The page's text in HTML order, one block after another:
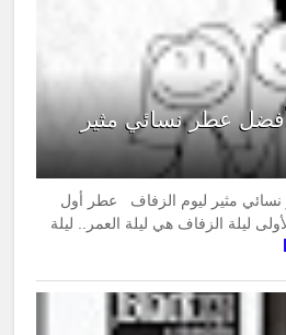
عطر نسائي مثير
مثير ليوم الزفاف عطر أول
ليلة الزفاف هي ليلة العمر.. ليلة